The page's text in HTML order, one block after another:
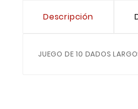
Descripción
JUEGO DE 10 DADOS